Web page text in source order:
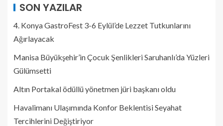
SON YAZILAR
4. Konya GastroFest 3-6 Eylül’de Lezzet Tutkunlarını
Ağırlayacak
Manisa Büyükşehir’in Çocuk Şenlikleri Saruhanlı’da Yüzleri
Gülümsetti
Altın Portakal ödüllü yönetmen jüri başkanı oldu
Havalimanı Ulaşımında Konfor Beklentisi Seyahat
Tercihlerini Değiştiriyor